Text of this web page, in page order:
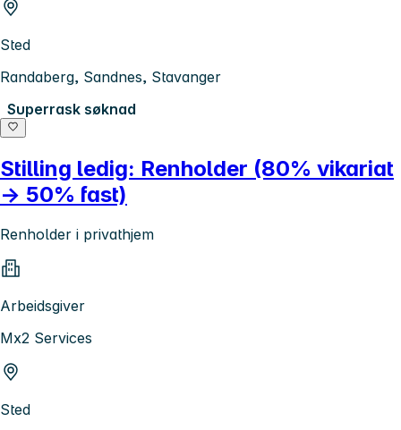
Sted
Randaberg, Sandnes, Stavanger
Superrask søknad
Stilling ledig: Renholder (80% vikariat
→ 50% fast)
Renholder i privathjem
Arbeidsgiver
Mx2 Services
Sted